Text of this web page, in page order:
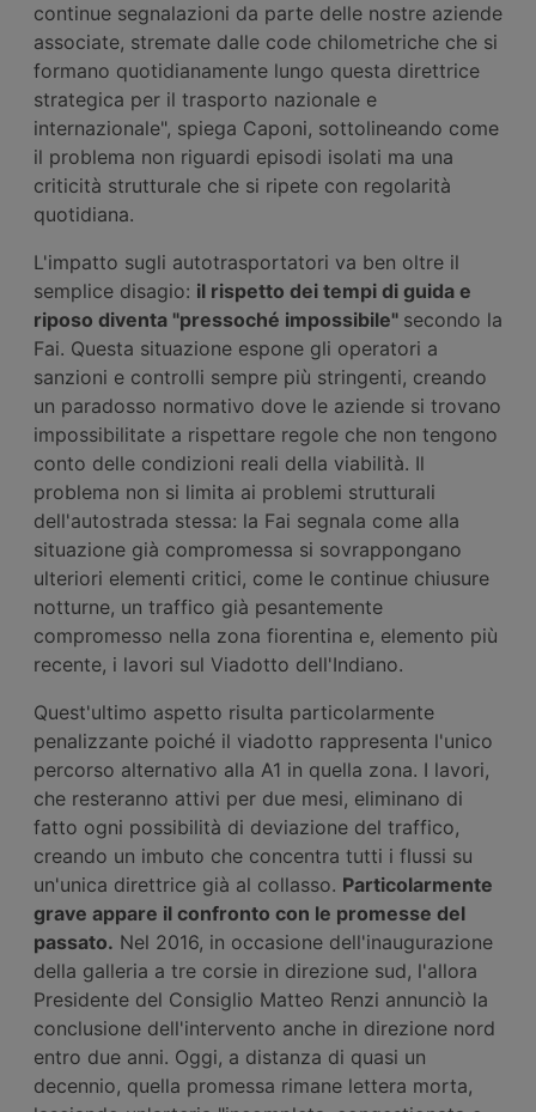
continue segnalazioni da parte delle nostre aziende
associate, stremate dalle code chilometriche che si
formano quotidianamente lungo questa direttrice
strategica per il trasporto nazionale e
internazionale", spiega Caponi, sottolineando come
il problema non riguardi episodi isolati ma una
criticità strutturale che si ripete con regolarità
quotidiana.
L'impatto sugli autotrasportatori va ben oltre il
semplice disagio: il rispetto dei tempi di guida e
riposo diventa "pressoché impossibile" secondo la
Fai. Questa situazione espone gli operatori a
sanzioni e controlli sempre più stringenti, creando
un paradosso normativo dove le aziende si trovano
impossibilitate a rispettare regole che non tengono
conto delle condizioni reali della viabilità. Il
problema non si limita ai problemi strutturali
dell'autostrada stessa: la Fai segnala come alla
situazione già compromessa si sovrappongano
ulteriori elementi critici, come le continue chiusure
notturne, un traffico già pesantemente
compromesso nella zona fiorentina e, elemento più
recente, i lavori sul Viadotto dell'Indiano.
Quest'ultimo aspetto risulta particolarmente
penalizzante poiché il viadotto rappresenta l'unico
percorso alternativo alla A1 in quella zona. I lavori,
che resteranno attivi per due mesi, eliminano di
fatto ogni possibilità di deviazione del traffico,
creando un imbuto che concentra tutti i flussi su
un'unica direttrice già al collasso. Particolarmente
grave appare il confronto con le promesse del
passato. Nel 2016, in occasione dell'inaugurazione
della galleria a tre corsie in direzione sud, l'allora
Presidente del Consiglio Matteo Renzi annunciò la
conclusione dell'intervento anche in direzione nord
entro due anni. Oggi, a distanza di quasi un
decennio, quella promessa rimane lettera morta,